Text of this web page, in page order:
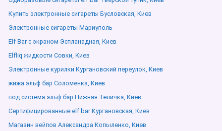
Купить электронные сигареты Бусловская, Киев
Электронные сигареты Мариуполь
Elf Bar с экраном Эспланадная, Киев
Elfliq жидкости Совки, Киев
Электронные курилки Кургановский переулок, Киев
жижа эльф бар Соломенка, Киев
под система эльф бар Нижняя Теличка, Киев
Сертифицированные elf bar Кургановская, Киев
Магазин вейпов Александра Копыленко, Киев